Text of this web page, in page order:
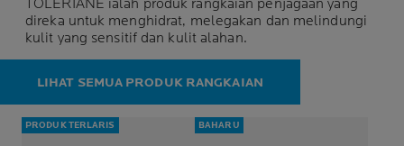
TOLERIANE ialah produk rangkaian penjagaan yang
direka untuk menghidrat, melegakan dan melindungi
kulit yang sensitif dan kulit alahan.
LIHAT SEMUA PRODUK RANGKAIAN
PRODUK TERLARIS BAHARU